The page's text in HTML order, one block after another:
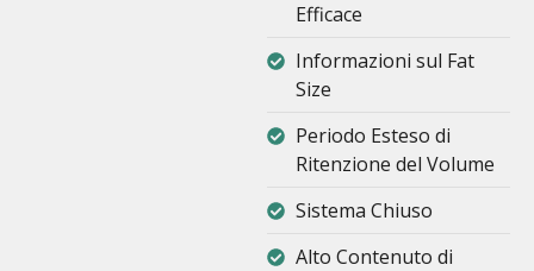
Efficace
Informazioni sul Fat
Size
Periodo Esteso di
Ritenzione del Volume
Sistema Chiuso
Alto Contenuto di